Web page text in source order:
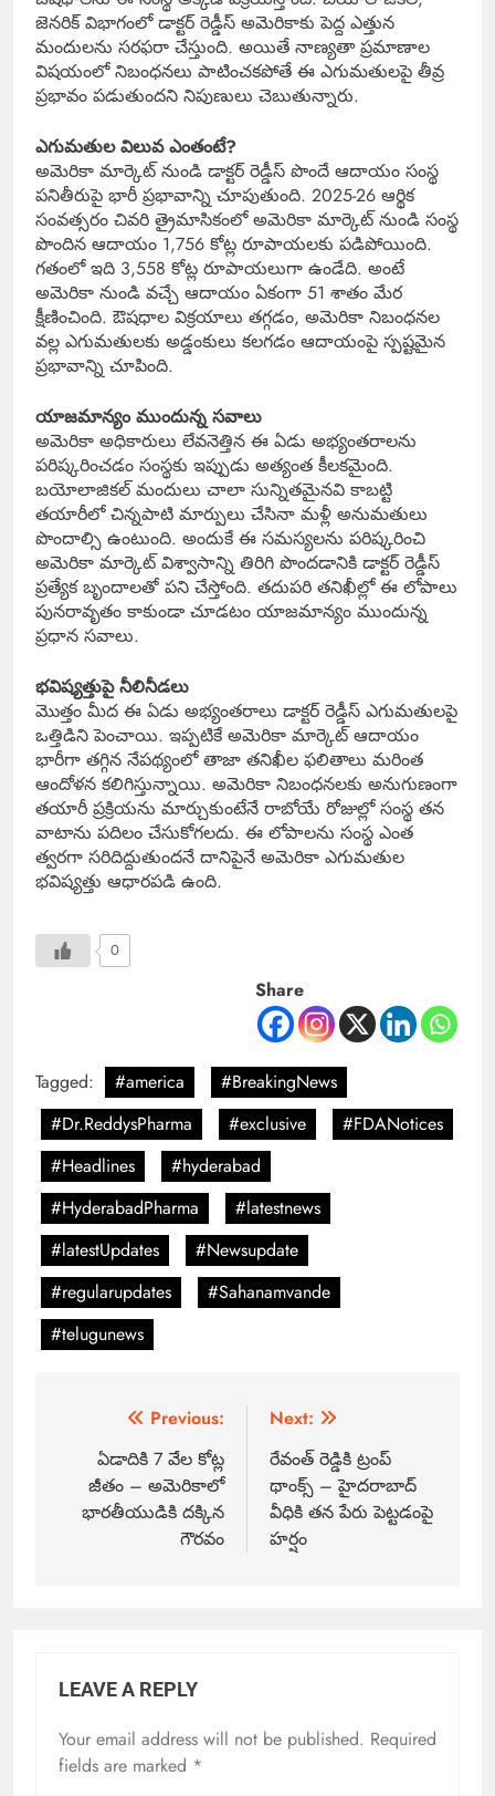
జెనరిక్ విభాగంలో డాక్టర్ రెడ్డీస్ అమెరికాకు పెద్ద ఎత్తున
మందులను సరఫరా చేస్తుంది. అయితే నాణ్యతా ప్రమాణాల
విషయంలో నిబంధనలు పాటించకపోతే ఈ ఎగుమతులపై తీవ్ర
ప్రభావం పడుతుందని నిపుణులు చెబుతున్నారు.
ఎగుమతుల విలువ ఎంతంటే?
అమెరికా మార్కెట్ నుండి డాక్టర్ రెడ్డీస్ పొందే ఆదాయం సంస్థ
పనితీరుపై భారీ ప్రభావాన్ని చూపుతుంది. 2025-26 ఆర్థిక
సంవత్సరం చివరి త్రైమాసికంలో అమెరికా మార్కెట్ నుండి సంస్థ
పొందిన ఆదాయం 1,756 కోట్ల రూపాయలకు పడిపోయింది.
గతంలో ఇది 3,558 కోట్ల రూపాయలుగా ఉండేది. అంటే
అమెరికా నుండి వచ్చే ఆదాయం ఏకంగా 51 శాతం మేర
క్షీణించింది. ఔషధాల విక్రయాలు తగ్గడం, అమెరికా నిబంధనల
వల్ల ఎగుమతులకు అడ్డంకులు కలగడం ఆదాయంపై స్పష్టమైన
ప్రభావాన్ని చూపింది.
యాజమాన్యం ముందున్న సవాలు
అమెరికా అధికారులు లేవనెత్తిన ఈ ఏడు అభ్యంతరాలను
పరిష్కరించడం సంస్థకు ఇప్పుడు అత్యంత కీలకమైంది.
బయోలాజికల్ మందులు చాలా సున్నితమైనవి కాబట్టి
తయారీలో చిన్నపాటి మార్పులు చేసినా మళ్లీ అనుమతులు
పొందాల్సి ఉంటుంది. అందుకే ఈ సమస్యలను పరిష్కరించి
అమెరికా మార్కెట్ విశ్వాసాన్ని తిరిగి పొందడానికి డాక్టర్ రెడ్డీస్
ప్రత్యేక బృందాలతో పని చేస్తోంది. తదుపరి తనిఖీల్లో ఈ లోపాలు
పునరావృతం కాకుండా చూడటం యాజమాన్యం ముందున్న
ప్రధాన సవాలు.
భవిష్యత్తుపై నీలినీడలు
మొత్తం మీద ఈ ఏడు అభ్యంతరాలు డాక్టర్ రెడ్డీస్ ఎగుమతులపై
ఒత్తిడిని పెంచాయి. ఇప్పటికే అమెరికా మార్కెట్ ఆదాయం
భారీగా తగ్గిన నేపథ్యంలో తాజా తనిఖీల ఫలితాలు మరింత
ఆందోళన కలిగిస్తున్నాయి. అమెరికా నిబంధనలకు అనుగుణంగా
తయారీ ప్రక్రియను మార్చుకుంటేనే రాబోయే రోజుల్లో సంస్థ తన
వాటాను పదిలం చేసుకోగలదు. ఈ లోపాలను సంస్థ ఎంత
త్వరగా సరిదిద్దుతుందనే దానిపైనే అమెరికా ఎగుమతుల
భవిష్యత్తు ఆధారపడి ఉంది.
0
Share
Tagged: #america
#BreakingNews
#Dr.ReddysPharma
#exclusive
#FDANotices
#Headlines
#hyderabad
#HyderabadPharma
#latestnews
#latestUpdates
#Newsupdate
#regularupdates
#Sahanamvande
#telugunews
Previous:
ఏడాదికి 7 వేల కోట్ల
జీతం – అమెరికాలో
భారతీయుడికి దక్కిన
గౌరవం
Next:
రేవంత్ రెడ్డికి ట్రంప్
థాంక్స్ – హైదరాబాద్
వీధికి తన పేరు పెట్టడంపై
హర్షం
LEAVE A REPLY
Your email address will not be published. Required
fields are marked *